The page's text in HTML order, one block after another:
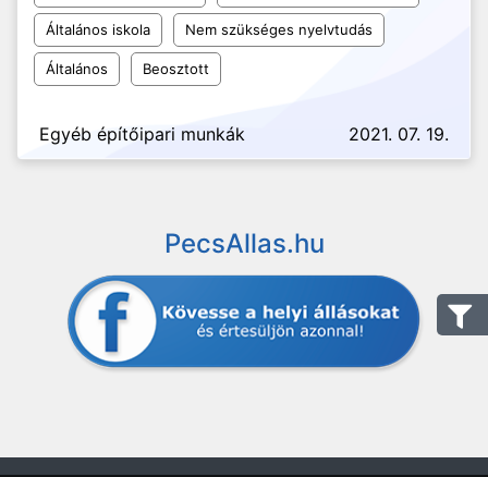
Általános iskola Nem szükséges nyelvtudás
Általános Beosztott
Egyéb építőipari munkák 2021. 07. 19.
PecsAllas.hu